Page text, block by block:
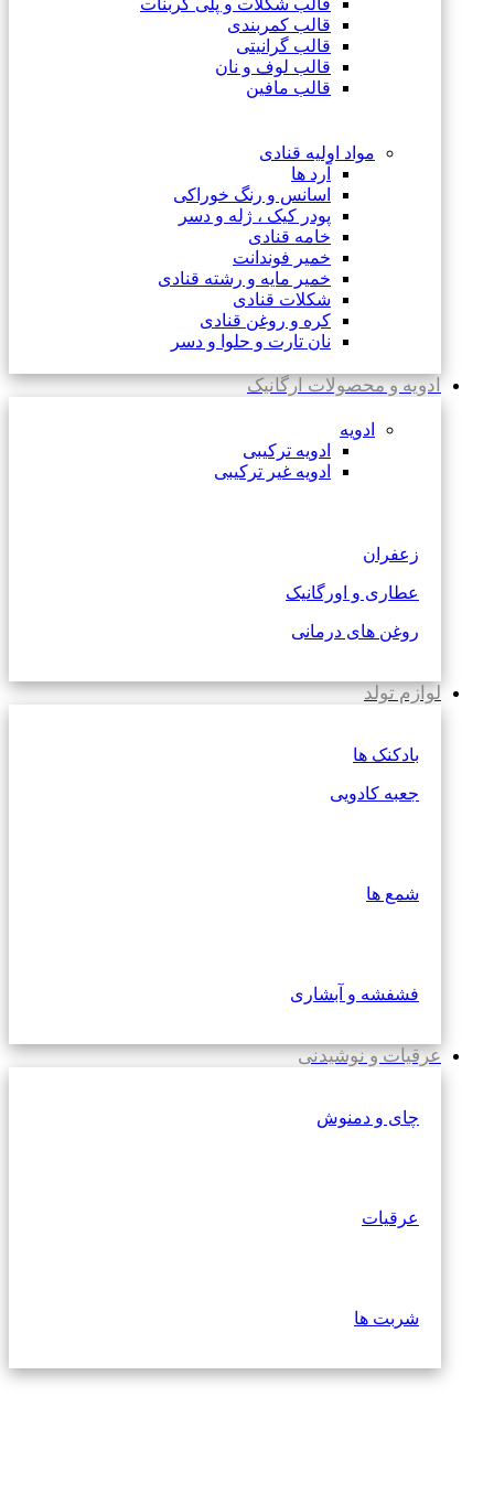
قالب شکلات و پلی کربنات
قالب کمربندی
قالب گرانیتی
قالب لوف و نان
قالب مافین
مواد اولیه قنادی
آرد ها
اسانس و رنگ خوراکی
پودر کیک ، ژله و دسر
خامه قنادی
خمیر فوندانت
خمیر مایه و رشته قنادی
شکلات قنادی
کره و روغن قنادی
نان تارت و حلوا و دسر
ادویه و محصولات ارگانیک
ادویه
ادویه ترکیبی
ادویه غیر ترکیبی
زعفران
عطاری و اورگانیک
روغن های درمانی
لوازم تولد
بادکنک ها
جعبه کادویی
شمع ها
فشفشه و آبشاری
عرقیات و نوشیدنی
چای و دمنوش
عرقیات
شربت ها